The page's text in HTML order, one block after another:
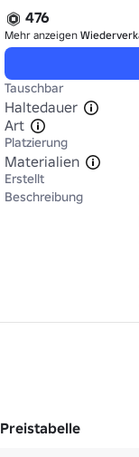
476
Mehr anzeigen
Tauschbar
Haltedauer
Art
Platzierung
Materialien
Erstellt
Beschreibung
Preistabelle